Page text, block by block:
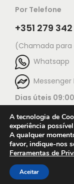
Por Telefone
+351 279
(Chamada
Whatsapp
Messenger
Dias úteis
© 2025
A tecnologia de
experiência
A qualquer
favor, indique-nos
Ferramentas de
Aceitar